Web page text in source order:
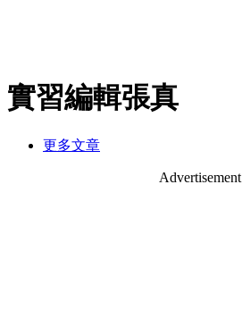
實習編輯張真
更多文章
Advertisement